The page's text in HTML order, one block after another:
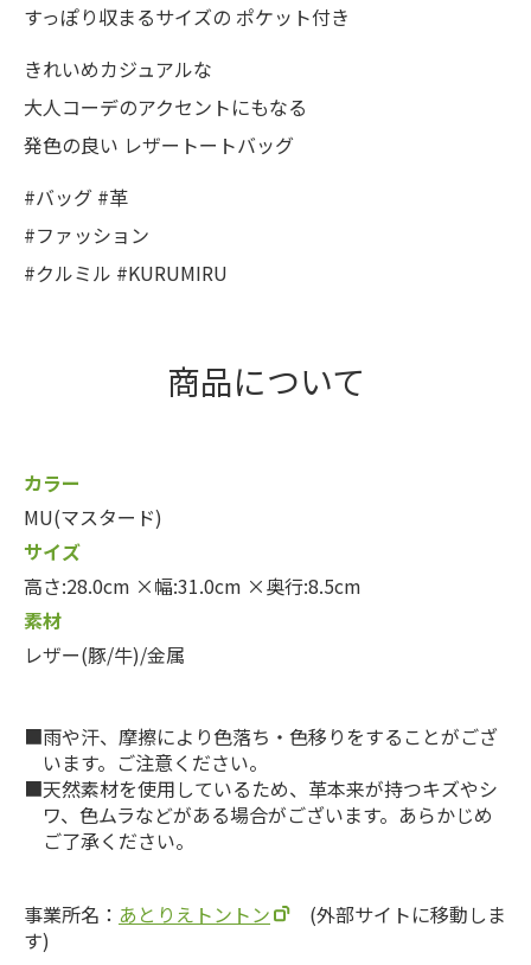
すっぽり収まるサイズの ポケット付き
きれいめカジュアルな
大人コーデのアクセントにもなる
発色の良い レザートートバッグ
#バッグ #革
#ファッション
#クルミル #KURUMIRU
商品について
カラー
MU(マスタード)
サイズ
高さ:28.0cm ×幅:31.0cm ×奥行:8.5cm
素材
レザー(豚/牛)/金属
雨や汗、摩擦により色落ち・色移りをすることがござ
います。ご注意ください。
天然素材を使用しているため、革本来が持つキズやシ
ワ、色ムラなどがある場合がございます。あらかじめ
ご了承ください。
事業所名： あとりえトントン
(外部サイトに移動しま
す)